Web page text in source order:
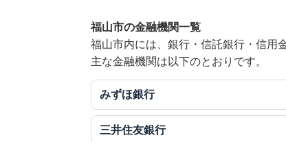
福山市の金融機関一覧
福山市内には、銀行・信託銀行・信用
主な金融機関は以下のとおりです。
みずほ銀行
三井住友銀行